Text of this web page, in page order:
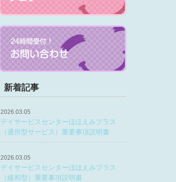
新着記事
2026.03.05
デイサービスセンターほほえみプラス
（通所型サービス）重要事項説明書
2026.03.05
デイサービスセンターほほえみプラス
（緩和型）重要事項説明書